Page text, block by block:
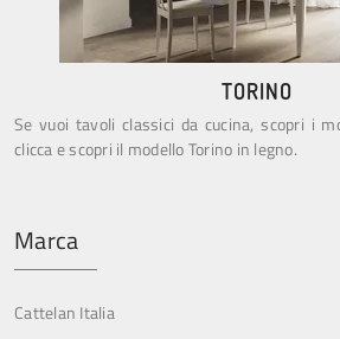
TORINO
Se vuoi tavoli classici da cucina, scopri i
clicca e scopri il modello Torino in legno.
Marca
Cattelan Italia